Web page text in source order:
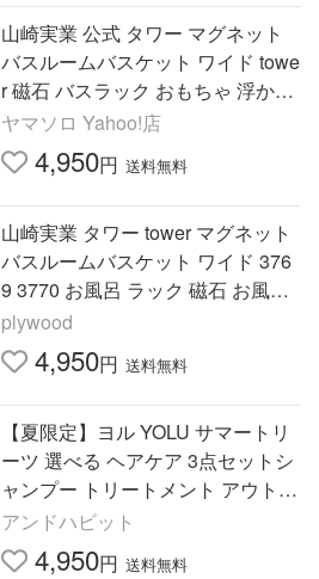
山崎実業 公式 タワー マグネット
バスルームバスケット ワイド towe
r 磁石 バスラック おもちゃ 浮かせ
る収納 浴室 フック 3769 3770
ヤマソロ Yahoo!店
4,950円 送料無料
山崎実業 タワー tower マグネット
バスルームバスケット ワイド 376
9 3770 お風呂 ラック 磁石 お風呂
収納 強力マグネット 壁面収納
plywood
4,950円 送料無料
【夏限定】ヨル YOLU サマートリ
ーツ 選べる ヘアケア 3点セットシ
ャンプー トリートメント アウトバ
ス ヨルシャンプー 単品 セット 夏
限定 yoru
アンドハビット
4,950円 送料無料